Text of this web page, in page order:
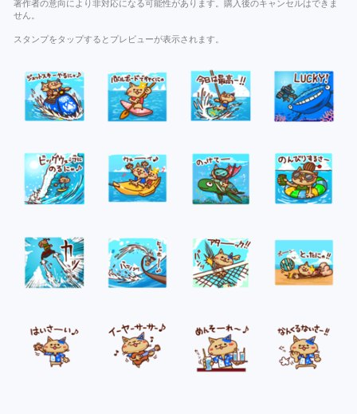
著作者の意向により非対応になる可能性があります。購入後のキャンセルはできま
せん。
スタンプをタップするとプレビューが表示されます。